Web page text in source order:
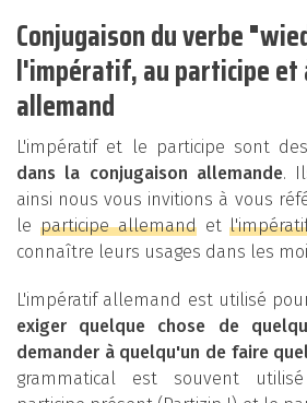
Conjugaison du verbe
l'impératif, au participe
allemand
L'impératif et le participe sont des
dans la conjugaison allemande.
ainsi nous vous invitions à vous
le participe allemandet
connaître leurs usages dans les
L'impératif allemand est utilisé
exiger quelque chose de
demander à quelqu'un de faire
grammatical est souvent